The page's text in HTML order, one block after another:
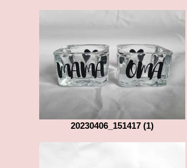
20230406_151417 (1)